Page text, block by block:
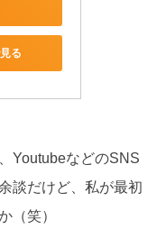
る
YoutubeなどのSNS
談だけど、私が最初
（笑）